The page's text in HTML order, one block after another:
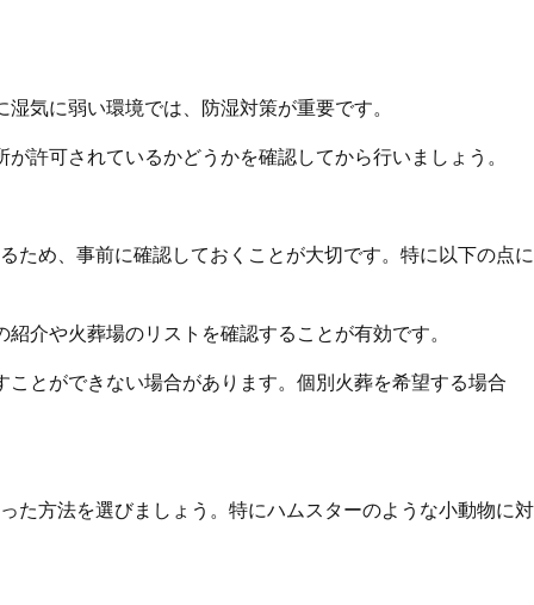
気に弱い環境では、防湿対策が重要です。
許可されているかどうかを確認してから行いましょう。
ため、事前に確認しておくことが大切です。特に以下の点に
介や火葬場のリストを確認することが有効です。
とができない場合があります。個別火葬を希望する場合
た方法を選びましょう。特にハムスターのような小動物に対